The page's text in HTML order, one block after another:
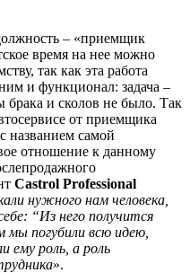
– «приемщик
время на нее можно
так как эта работа
и функционал: задача –
брака и сколов не было. Так
от приемщика
названием самой
отношение к данному
Castrol Professional
нужного нам человека,
“Из него получится
погубили всю идею,
ему роль, а роль
».